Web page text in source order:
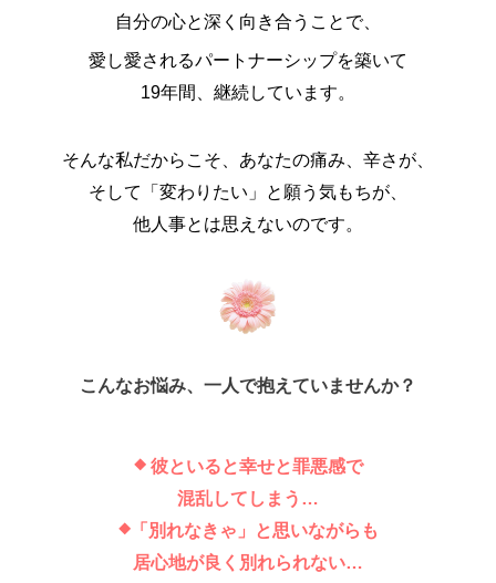
自分の心と深く向き合うことで、
愛し愛されるパートナーシップを築いて
19年間、継続しています。
そんな私だからこそ、あなたの痛み、辛さが、
そして「変わりたい」と願う気もちが、
他人事とは思えないのです。
こんなお悩み、一人で抱えていませんか？
◆彼といると幸せと罪悪感で
混乱してしまう…
◆「別れなきゃ」と思いながらも
居心地が良く別れられない…